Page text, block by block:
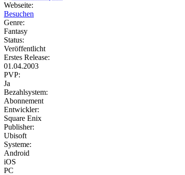
Webseite:
Besuchen
Genre:
Fantasy
Status:
Veröffentlicht
Erstes Release:
01.04.2003
PVP:
Ja
Bezahlsystem:
Abonnement
Entwickler:
Square Enix
Publisher:
Ubisoft
Systeme:
Android
iOS
PC